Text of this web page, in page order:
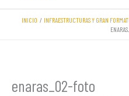
INICIO INFRAESTRUCTURAS Y GRAN
enaras_02-foto